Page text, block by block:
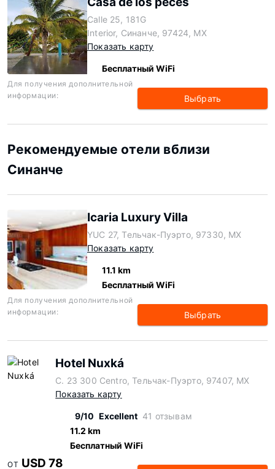
Calle 25, 181G
Interior, Синанче, 97424, MX
Показать карту
Бесплатный WiFi
Для получения дополнительной
информации:
Выбрать
Рекомендуемые отели вблизи
Синанче
Icaria Luxury Villa
YUC 27, Тельчак-Пуэрто, 97330, MX
Показать карту
11.1 km
Бесплатный WiFi
Для получения дополнительной
информации:
Выбрать
Hotel Nuxká
C. 23 300 Centro, Тельчак-Пуэрто, 97407, MX
Показать карту
9/10 Excellent 41 отзывам
11.2 km
Бесплатный WiFi
ОТ USD 78